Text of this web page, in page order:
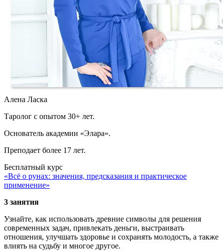
Алена Ласка
Таролог с опытом 30+ лет.
Основатель академии «Элара».
Преподает более 17 лет.
Бесплатный курс
«Всё о рунах: значения, предсказания и практическое
применение»
3 занятия
Узнайте, как использовать древние символы для решения
современных задач, привлекать деньги, выстраивать
отношения, улучшать здоровье и сохранять молодость, а также
влиять на судьбу и многое другое.